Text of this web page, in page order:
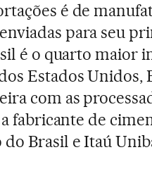
é de
para seu
é o quarto maior
Estados Unidos,
com as
fabricante de
Brasil e Itaú